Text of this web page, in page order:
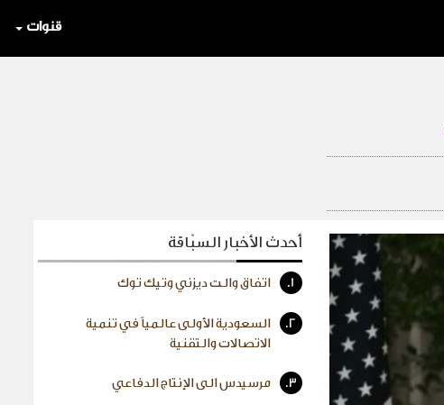
قنوات
أحدث الأخبار السبّاقة
1. اتفاق والت ديزني وتيك توك
2.
السعودية الأولى عالمياً في تنمية
الاتصالات والتقنية
3. مرسيدس الى الإنتاج الدفاعي